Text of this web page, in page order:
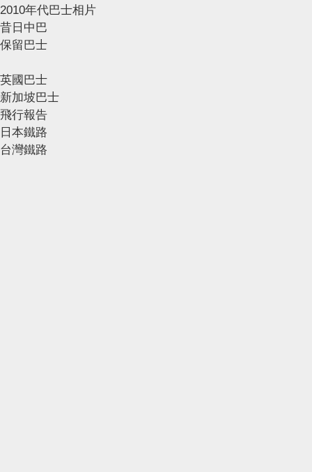
2010年代巴士相片
昔日中巴
保留巴士
英國巴士
新加坡巴士
飛行報告
日本鐵路
台灣鐵路